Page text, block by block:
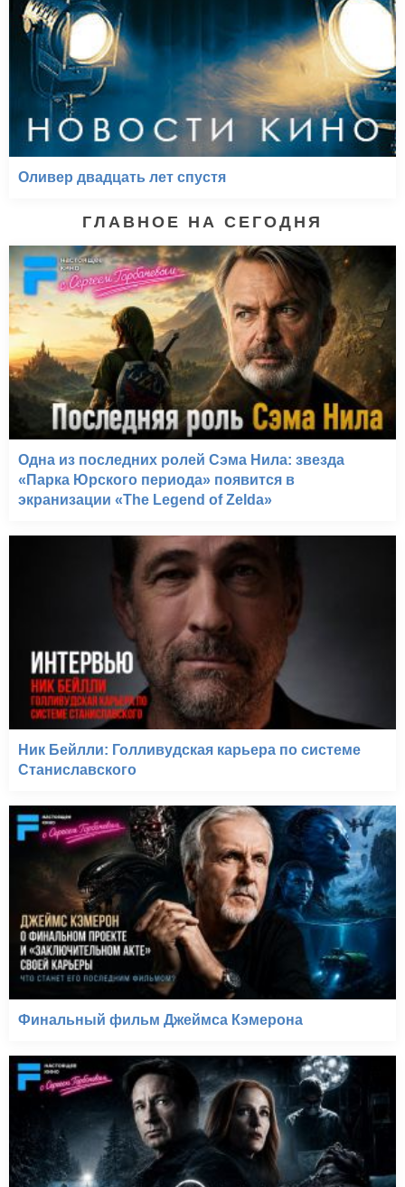
Оливер двадцать лет спустя
ГЛАВНОЕ НА СЕГОДНЯ
Одна из последних ролей Сэма Нила: звезда
«Парка Юрского периода» появится в
экранизации «The Legend of Zelda»
Ник Бейлли: Голливудская карьера по системе
Станиславского
Финальный фильм Джеймса Кэмерона